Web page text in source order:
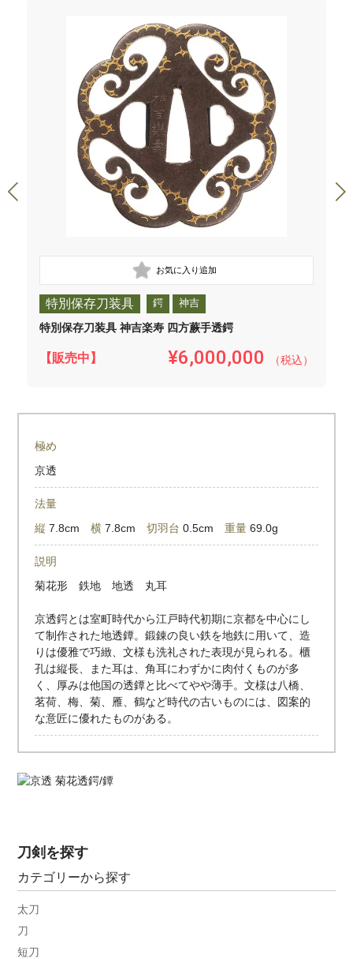
特別保存刀装具 鍔 神吉
特別保存刀装具 神吉楽寿 四方蕨手透鍔
【販売中】 ¥6,000,000 （税込）
極め
京透
法量
縦 7.8cm横 7.8cm切羽台 0.5cm重量 69.0g
説明
菊花形 鉄地 地透 丸耳
京透鍔とは室町時代から江戸時代初期に京都を中心にし
て制作された地透鐔。鍛錬の良い鉄を地鉄に用いて、造
りは優雅で巧緻、文様も洗礼された表現が見られる。櫃
孔は縦長、また耳は、角耳にわずかに肉付くものが多
く、厚みは他国の透鐔と比べてやや薄手。文様は八橋、
茗荷、梅、菊、雁、鶴など時代の古いものには、図案的
な意匠に優れたものがある。
刀剣を探す
カテゴリーから探す
太刀
刀
短刀